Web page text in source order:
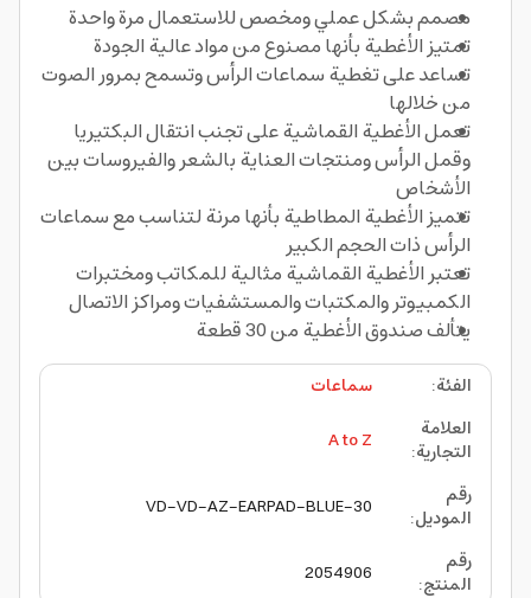
مصمم بشكل عملي ومخصص للاستعمال مرة واحدة
تمتيز الأغطية بأنها مصنوع من مواد عالية الجودة
تساعد على تغطية سماعات الرأس وتسمح بمرور الصوت
من خلالها
تعمل الأغطية القماشية على تجنب انتقال البكتيريا
وقمل الرأس ومنتجات العناية بالشعر والفيروسات بين
الأشخاص
تتميز الأغطية المطاطية بأنها مرنة لتناسب مع سماعات
الرأس ذات الحجم الكبير
تعتبر الأغطية القماشية مثالية للمكاتب ومختبرات
الكمبيوتر والمكتبات والمستشفيات ومراكز الاتصال
يتألف صندوق الأغطية من 30 قطعة
الفئة:
سماعات
العلامة
التجارية:
A to Z
رقم
الموديل:
VD-VD-AZ-EARPAD-BLUE-30
رقم
المنتج:
2054906